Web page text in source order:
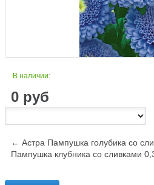
В наличии:
0 руб
← Астра Пампушка голубика со
Пампушка клубника со сливками